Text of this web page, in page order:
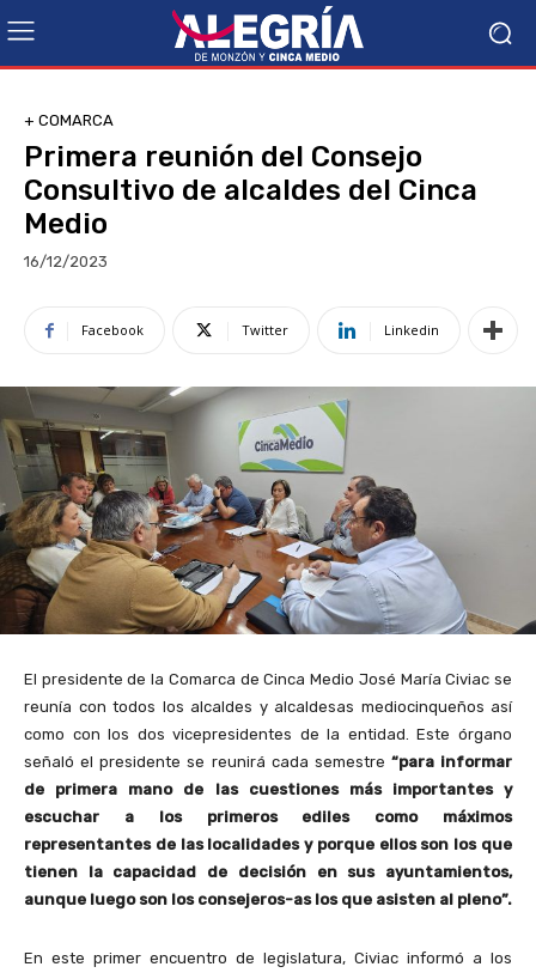
+ COMARCA
Primera reunión del Consejo
Consultivo de alcaldes del Cinca
Medio
16/12/2023
Facebook Twitter Linkedin
El presidente de la Comarca de Cinca Medio José María Civiac se
reunía con todos los alcaldes y alcaldesas mediocinqueños así
como con los dos vicepresidentes de la entidad. Este órgano
señaló el presidente se reunirá cada semestre “para informar
de primera mano de las cuestiones más importantes y
escuchar a los primeros ediles como máximos
representantes de las localidades y porque ellos son los que
tienen la capacidad de decisión en sus ayuntamientos,
aunque luego son los consejeros-as los que asisten al pleno”.
En este primer encuentro de legislatura, Civiac informó a los